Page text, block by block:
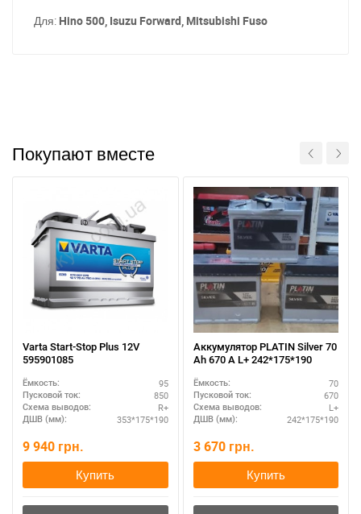
Для: Hino 500, Isuzu Forward, Mitsubishi Fuso
Покупают вместе
Varta Start-Stop Plus 12V
595901085
Ёмкость: 95
Пусковой ток: 850
Схема выводов: R+
ДШВ (мм): 353*175*190
9 940 грн.
Купить
Аккумулятор PLATIN Silver 70
Ah 670 A L+ 242*175*190
Ёмкость: 70
Пусковой ток: 670
Схема выводов: L+
ДШВ (мм): 242*175*190
3 670 грн.
Купить
При отсутствии связи - пишите, звоните в Viber /
Telegram (093) 600-51-11
Написать в Viber Написать в Telegram